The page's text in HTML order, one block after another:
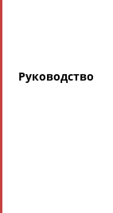
Органы
Вид спорта
Руководство